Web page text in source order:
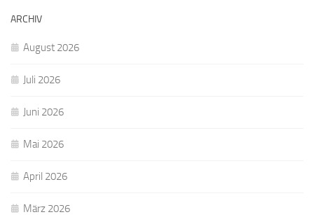
ARCHIV
August 2026
Juli 2026
Juni 2026
Mai 2026
April 2026
März 2026